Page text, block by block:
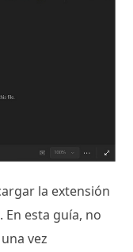
la extensión
En esta guía, no
vez